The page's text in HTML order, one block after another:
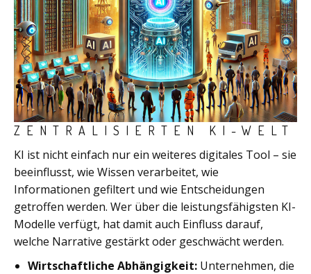
ZENTRALISIERTEN KI-WELT
KI ist nicht einfach nur ein weiteres digitales Tool – sie
beeinflusst, wie Wissen verarbeitet, wie
Informationen gefiltert und wie Entscheidungen
getroffen werden. Wer über die leistungsfähigsten KI-
Modelle verfügt, hat damit auch Einfluss darauf,
welche Narrative gestärkt oder geschwächt werden.
Wirtschaftliche Abhängigkeit: Unternehmen, die